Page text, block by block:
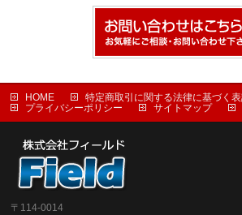
HOME
特定商取引に関する法律に基づく
プライバシーポリシー
サイトマップ
〒114-0014